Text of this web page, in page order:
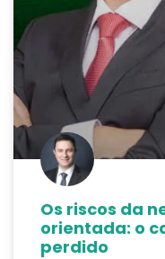
Os riscos da
orientada: o
perdido